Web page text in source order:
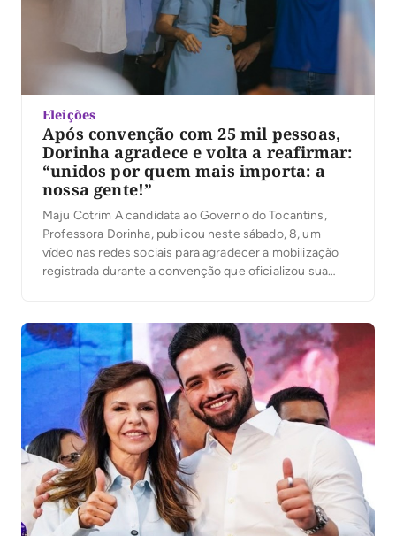
Eleições
Após convenção com 25 mil pessoas,
Dorinha agradece e volta a reafirmar:
“unidos por quem mais importa: a
nossa gente!”
Maju Cotrim A candidata ao Governo do Tocantins,
Professora Dorinha, publicou neste sábado, 8, um
vídeo nas redes sociais para agradecer a mobilização
registrada durante a convenção que oficializou sua
destacou a presença das caravanas, lideranças e
apoiadores que participaram […]